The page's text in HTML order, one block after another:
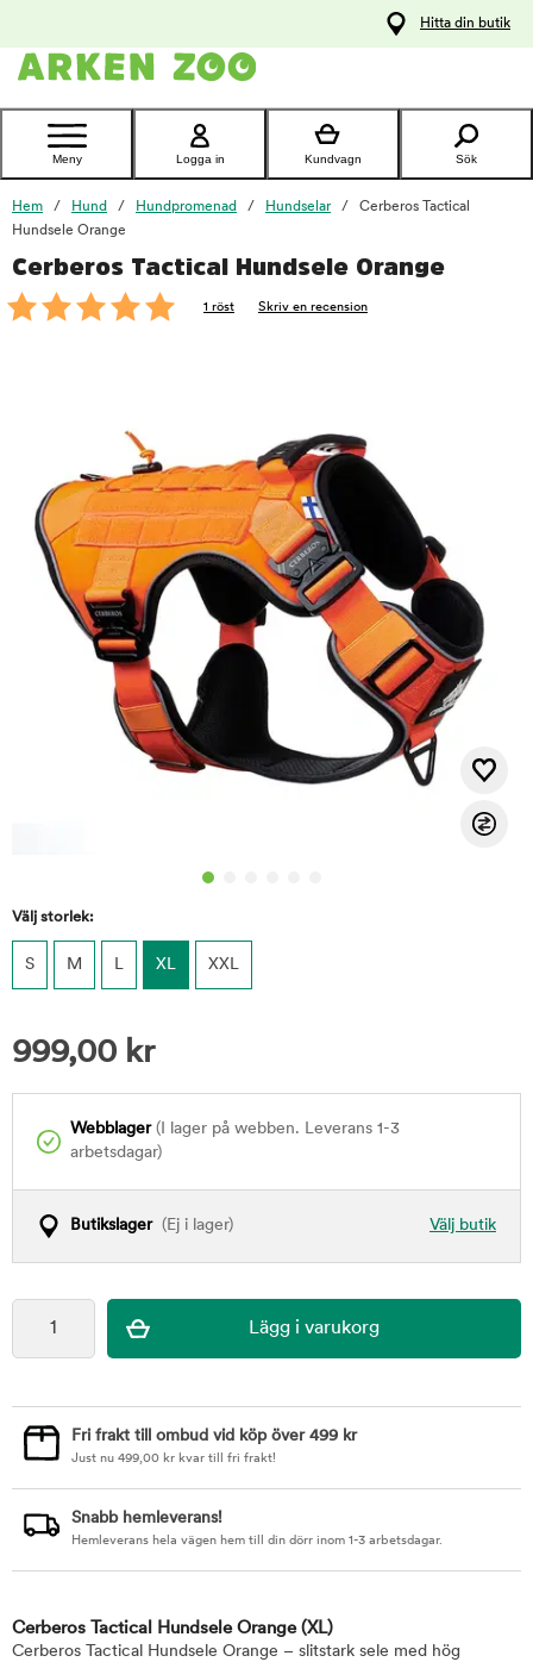
Kontakta
Hitta din butik
Meny Logga in Kundvagn Sök
Hem Hund Hundpromenad Hundselar
Cerberos Tactical
Hundsele Orange
Cerberos Tactical Hundsele Orange
1 röst Skriv en recension
Välj storlek:
S M L XL XXL
999,00 kr
Webblager(I lager på webben. Leverans 1-3
arbetsdagar)
Välj butik
Butikslager(Ej i lager)
foo
Fri frakt till ombud vid köp över 499 kr
Just nu 499,00 kr kvar till fri frakt!
Snabb hemleverans!
Hemleverans hela vägen hem till din dörr inom 1-3 arbetsdagar.
Cerberos Tactical Hundsele Orange (XL)
Cerberos Tactical Hundsele Orange – slitstark sele med hög